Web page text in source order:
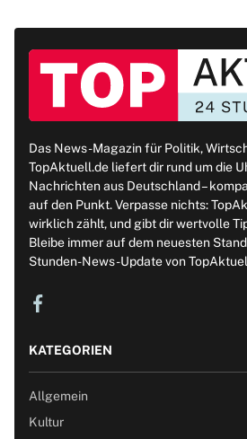
Das News-Magazin für Politik,
TopAktuell.de liefert dir rund um die
Nachrichten aus Deutschland –
auf den Punkt. Verpasse nichts:
wirklich zählt, und gibt dir wertvolle
Bleibe immer auf dem neuesten
Stunden-News-Update von
KATEGORIEN
Allgemein
Kultur